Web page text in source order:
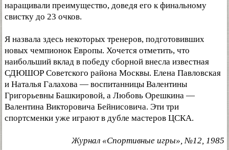
наращивали преимущество, доведя его к финальному
свистку до 23 очков.
Я назвала здесь некоторых тренеров, подготовивших
новых чемпионок Европы. Хочется отметить, что
наибольший вклад в победу сборной внесла известная
СДЮШОР Советского района Москвы. Елена Павловская
и Наталья Галахова — воспитанницы Валентины
Григорьевны Башкировой, а Любовь Орешкина —
Валентина Викторовича Бейнисовича. Эти три
спортсменки уже играют в дубле мастеров ЦСКА.
Журнал «Спортивные игры», №12, 1985